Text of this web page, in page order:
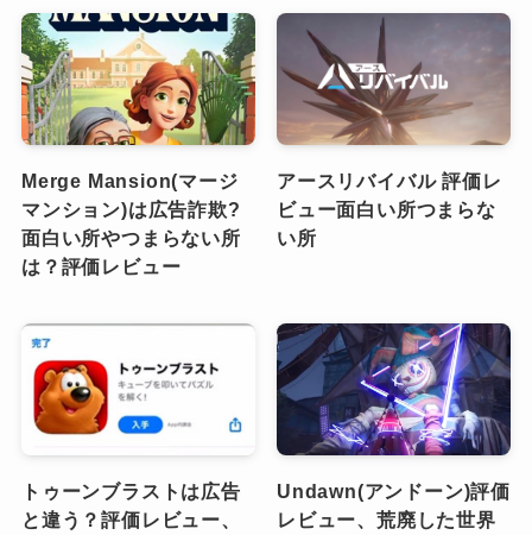
Merge Mansion(マージ
マンション)は広告詐欺?
面白い所やつまらない所
は？評価レビュー
アースリバイバル 評価レ
ビュー面白い所つまらな
い所
トゥーンブラストは広告
と違う？評価レビュー、
Undawn(アンドーン)評価
レビュー、荒廃した世界